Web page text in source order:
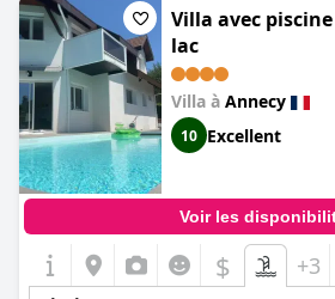
Villa avec
lac
Villa à Annecy
10 Excellent
Voir les
$ +3